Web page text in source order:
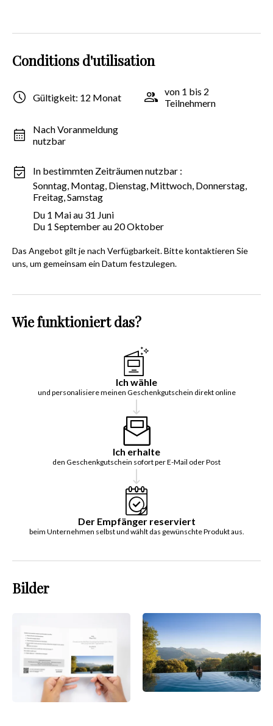
Conditions d'utilisation
Gültigkeit: 12 Monat
von 1 bis 2
Teilnehmern
Nach Voranmeldung
nutzbar
In bestimmten Zeiträumen nutzbar :
Sonntag, Montag, Dienstag, Mittwoch, Donnerstag,
Freitag, Samstag
Du 1 Mai au 31 Juni
Du 1 September au 20 Oktober
Das Angebot gilt je nach Verfügbarkeit. Bitte kontaktieren Sie
uns, um gemeinsam ein Datum festzulegen.
Wie funktioniert das?
Ich wähle
und personalisiere meinen Geschenkgutschein direkt online
Ich erhalte
den Geschenkgutschein sofort per E-Mail oder Post
Der Empfänger reserviert
beim Unternehmen selbst und wählt das gewünschte Produkt aus.
Bilder